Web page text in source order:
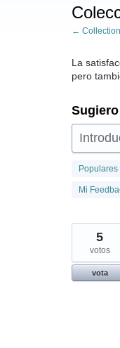
←
La
pero
Populares
Mi
resultados
5
votos
vota